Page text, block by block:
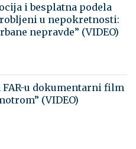
i besplatna podela
u nepokretnosti:
nepravde” (VIDEO)
FAR-u dokumentarni film
(VIDEO)